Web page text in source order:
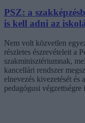
PSZ: a
is kell adni az
Nem volt közvetlen
részletes észrevételeit a
szakminisztériumnak,
kancellári rendszer
elnevezés kivezetését
pedagógusi végzettségre